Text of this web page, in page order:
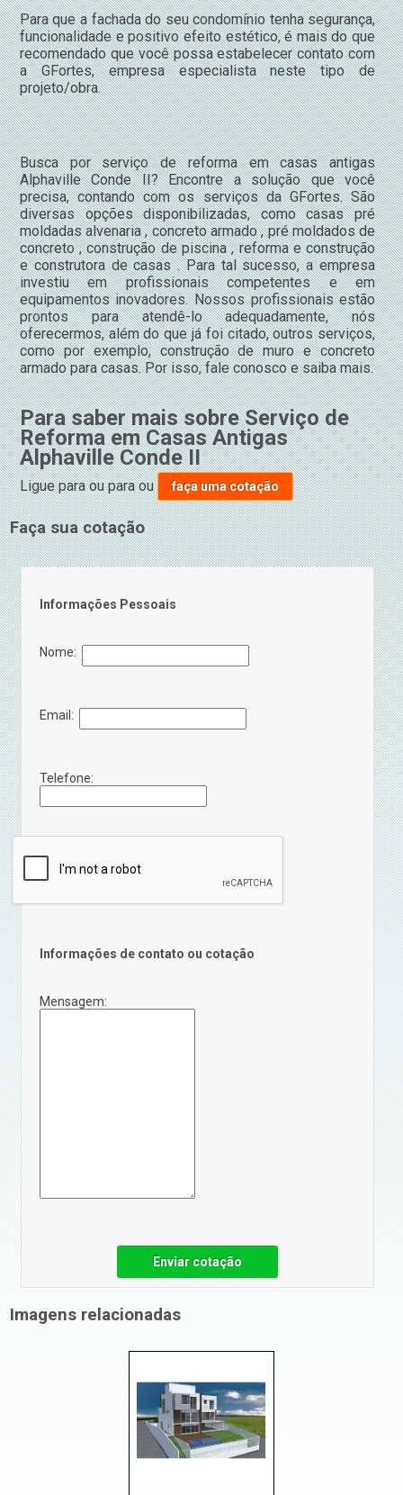
Para que a fachada do seu condomínio tenha segurança,
funcionalidade e positivo efeito estético, é mais do que
recomendado que você possa estabelecer contato com
a GFortes, empresa especialista neste tipo de
projeto/obra.
Busca por serviço de reforma em casas antigas
Alphaville Conde II? Encontre a solução que você
precisa, contando com os serviços da GFortes. São
diversas opções disponibilizadas, como casas pré
moldadas alvenaria , concreto armado , pré moldados de
concreto , construção de piscina , reforma e construção
e construtora de casas . Para tal sucesso, a empresa
investiu em profissionais competentes e em
equipamentos inovadores. Nossos profissionais estão
prontos para atendê-lo adequadamente, nós
oferecermos, além do que já foi citado, outros serviços,
como por exemplo, construção de muro e concreto
armado para casas. Por isso, fale conosco e saiba mais.
Para saber mais sobre Serviço de
Reforma em Casas Antigas
Alphaville Conde II
Ligue paraou paraou faça uma cotação
Faça sua cotação
Informações Pessoais
Nome:
Email:
Telefone:
Informações de contato ou cotação
Mensagem:
Enviar cotação
Imagens relacionadas